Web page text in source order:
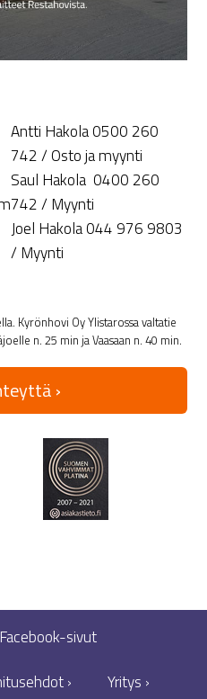
Antti Hakola 0500 260
742 / Osto ja myynti
Saul Hakola 0400 260
742 / Myynti
Joel Hakola 044 976 9803
/ Myynti
Kyrönhovi Oy Ylistarossa valtatie
n. 25 min ja Vaasaan n. 40 min.
›
sivut
› Yritys ›